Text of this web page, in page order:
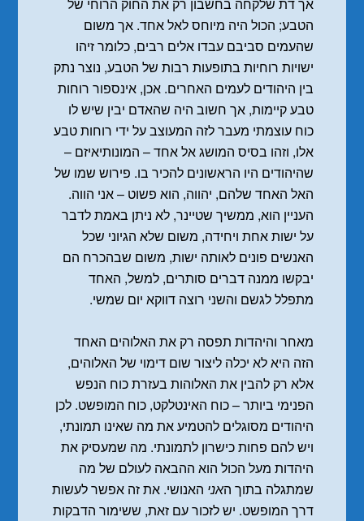
אך דת שלקחה בחשבון רק את החוק הרוחי של
הטבע; הכול היה מיוחס לאל אחד. אך משום
שהעמים סביבם עבדו אלים רבים, כלומר זיהו
ישויות רוחיות בתופעות רבות של הטבע, נוצר נתק
בין היהודים לעמים האחרים. אכן, אינספור רוחות
טבע קיימות, אך חשוב היה שהאדם יבין שיש לו
כוח עוצמתי מעבר לזה המעוצב על ידי רוחות טבע
אלו, וזהו בסיס המושג אל אחד – המונותיאיזם –
שהיהודים היו הראשונים להכיר בו. פירוש שמו של
האל האחד שלהם, יהווה, הוא פשוט – אני הווה.
העניין הוא, ממשיך שטיינר, לא ניתן באמת לדבר
על ישות אחת ויחידה, משום שלא הגיוני שכל
האנשים פונים לאותה ישות, משום שבהכרח הם
יבקשו ממנה דברים סותרים, למשל, האחד
מתפלל לגשם והשני רוצה דווקא יום שמשי.
מאחר והיהדות תפסה רק את האלוהים האחד
הזה היא לא יכלה ליצור שום דימוי של האלוהים,
אלא רק להבין את האלוהות בעזרת כוח הנפש
הפנימי ביותר – כוח האינטלקט, כוח המופשט. לכן
היהודים מסוגלים להטמיע את מה שאינו תמונתי,
ויש להם פחות כישרון לתמונתי. מה שמעסיק את
היהדות מעל הכול הוא ההבאה לעולם של מה
שמתגלה בתוך האני האנושי. את זה אפשר לעשות
דרך המופשט. יש לזכור עם זאת, ששימור הדבקות